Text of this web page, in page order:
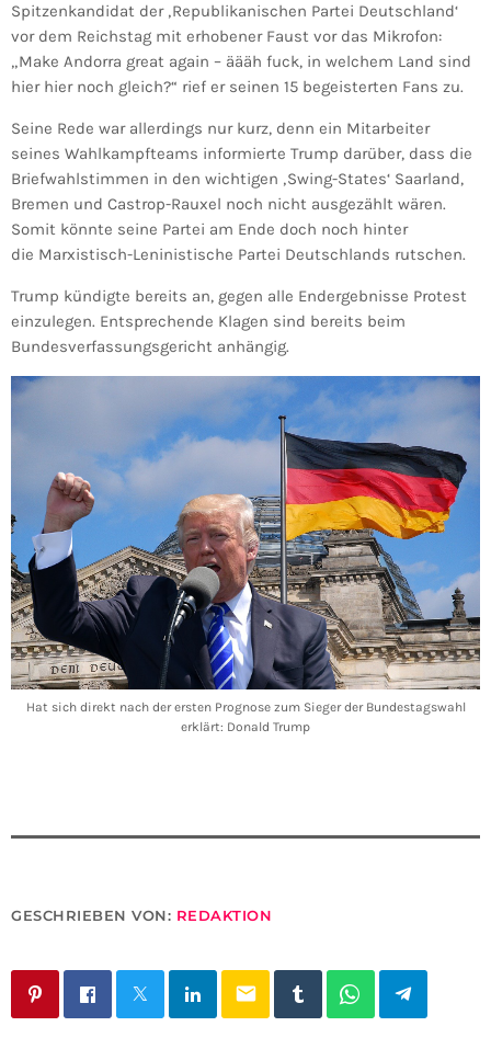
Spitzenkandidat der ‚Republikanischen Partei Deutschland‘
vor dem Reichstag mit erhobener Faust vor das Mikrofon:
„Make Andorra great again – äääh fuck, in welchem Land sind
hier hier noch gleich?“ rief er seinen 15 begeisterten Fans zu.
Seine Rede war allerdings nur kurz, denn ein Mitarbeiter
seines Wahlkampfteams informierte Trump darüber, dass die
Briefwahlstimmen in den wichtigen ‚Swing-States‘ Saarland,
Bremen und Castrop-Rauxel noch nicht ausgezählt wären.
Somit könnte seine Partei am Ende doch noch hinter
die Marxistisch-Leninistische Partei Deutschlands rutschen.
Trump kündigte bereits an, gegen alle Endergebnisse Protest
einzulegen. Entsprechende Klagen sind bereits beim
Bundesverfassungsgericht anhängig.
Hat sich direkt nach der ersten Prognose zum Sieger der Bundestagswahl
erklärt: Donald Trump
GESCHRIEBEN VON: REDAKTION
email